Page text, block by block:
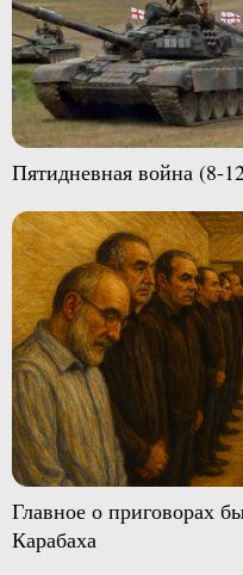
Пятидневная война (8-
Главное о приговорах
Карабаха